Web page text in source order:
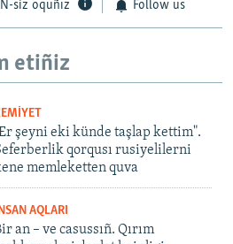
siz oquñız Follow us
etiñiz
şeyni eki künde taşlap kettim".
qorqusı rusiyelilerni
memleketten quva
AQLARI
an – ve casussıñ. Qırım